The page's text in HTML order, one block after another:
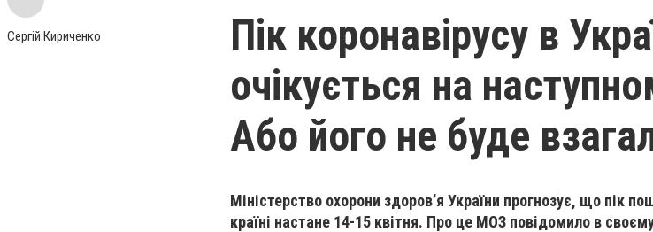
Сергій Кириченко
Пік коронавірусу в
очікується на
Або його не буде
Міністерство охорони здоровʼя України прогнозує, що пік
країні настане 14-15 квітня. Про це МОЗ повідомило в